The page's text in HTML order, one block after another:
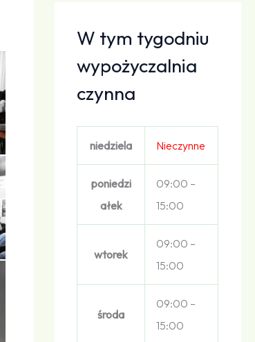
W tym tygodniu
wypożyczalnia
czynna
niedziela Nieczynne
poniedzi
ałek
09:00 –
15:00
wtorek
09:00 –
15:00
środa
09:00 –
15:00